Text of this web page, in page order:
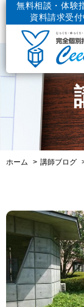
無料相談・体験
資料請求受付
ホーム 講師ブログ